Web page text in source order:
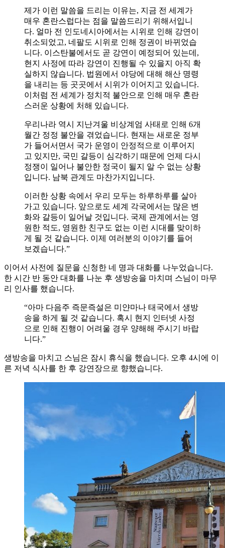
제가 이런 말씀을 드리는 이유는, 지금 전 세계가
매우 혼란스럽다는 점을 말씀드리기 위해서입니
다. 얼마 전 인도네시아에서는 시위로 인해 강연이
취소되었고, 네팔도 시위로 인해 정권이 바뀌었습
니다. 이스탄불에서도 곧 강연이 예정되어 있는데,
현지 사정에 따라 강연이 진행될 수 있을지 아직 확
실하지 않습니다. 법원에서 야당에 대해 해산 명령
을 내리는 등 곳곳에서 시위가 이어지고 있습니다.
이처럼 전 세계가 정치적 불안으로 인해 매우 혼란
스러운 상황에 처해 있습니다.
우리나라 역시 지난겨울 비상계엄 사태로 인해 6개
월간 정정 불안을 겪었습니다. 현재는 새로운 정부
가 들어서면서 국가 운영이 안정적으로 이루어지
고 있지만, 국민 갈등이 심각하기 때문에 언제 다시
정쟁이 일어나 불안한 정국이 될지 알 수 없는 상황
입니다. 남북 관계도 마찬가지입니다.
이러한 상황 속에서 우리 모두는 하루하루를 살아
가고 있습니다. 앞으로도 세계 각국에서는 많은 변
화와 갈등이 일어날 것입니다. 국제 관계에서는 영
원한 적도, 영원한 친구도 없는 이런 시대를 맞이하
게 될 것 같습니다. 이제 여러분의 이야기를 들어
보겠습니다.”
이어서 사전에 질문을 신청한 네 명과 대화를 나누었습니다.
한 시간 반 동안 대화를 나눈 후 생방송을 마치며 스님이 마무
리 인사를 했습니다.
“아마 다음주 즉문즉설은 미얀마나 태국에서 생방
송을 하게 될 것 같습니다. 혹시 현지 인터넷 사정
으로 인해 진행이 어려울 경우 양해해 주시기 바랍
니다.”
생방송을 마치고 스님은 잠시 휴식을 했습니다. 오후 4시에 이
른 저녁 식사를 한 후 강연장으로 향했습니다.